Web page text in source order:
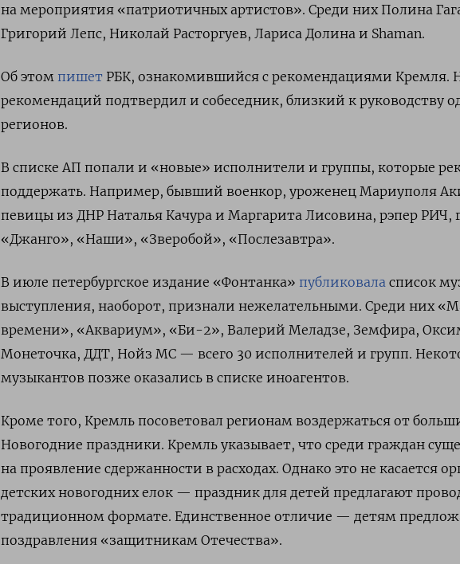
на мероприятия «патриотичных артистов». Среди них Полина
Григорий Лепс, Николай Расторгуев, Лариса Долина и Shaman.
Об этом пишет РБК, ознакомившийся с рекомендациями Кремля.
рекомендаций подтвердил и собеседник, близкий к руководству
регионов.
В списке АП попали и «новые» исполнители и группы, которые
поддержать. Например, бывший военкор, уроженец Мариуполя
певицы из ДНР Наталья Качура и Маргарита Лисовина, рэпер РИЧ,
«Джанго», «Наши», «Зверобой», «Послезавтра».
В июле петербургское издание «Фонтанка» публиковала список
выступления, наоборот, признали нежелательными. Среди них
времени», «Аквариум», «Би-2», Валерий Меладзе, Земфира,
Монеточка, ДДТ, Нойз МС — всего 30 исполнителей и групп.
музыкантов позже оказались в списке иноагентов.
Кроме того, Кремль посоветовал регионам воздержаться от
Новогодние праздники. Кремль указывает, что среди граждан
на проявление сдержанности в расходах. Однако это не касается
детских новогодних елок — праздник для детей предлагают
традиционном формате. Единственное отличие — детям
поздравления «защитникам Отечества».